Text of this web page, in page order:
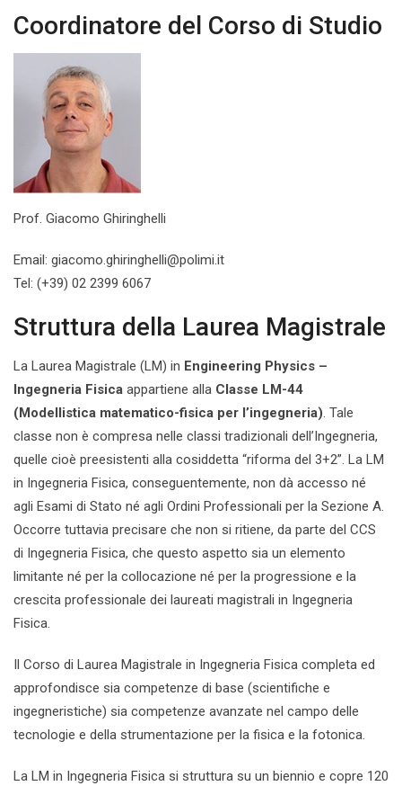
Coordinatore del Corso di Studio
Prof. Giacomo Ghiringhelli
Email: giacomo.ghiringhelli@polimi.it
Tel: (+39) 02 2399 6067
Struttura della Laurea Magistrale
La Laurea Magistrale (LM) in Engineering Physics –
Ingegneria Fisica appartiene alla Classe LM-44
(Modellistica matematico-fisica per l’ingegneria). Tale
classe non è compresa nelle classi tradizionali dell’Ingegneria,
quelle cioè preesistenti alla cosiddetta “riforma del 3+2”. La LM
in Ingegneria Fisica, conseguentemente, non dà accesso né
agli Esami di Stato né agli Ordini Professionali per la Sezione A.
Occorre tuttavia precisare che non si ritiene, da parte del CCS
di Ingegneria Fisica, che questo aspetto sia un elemento
limitante né per la collocazione né per la progressione e la
crescita professionale dei laureati magistrali in Ingegneria
Fisica.
Il Corso di Laurea Magistrale in Ingegneria Fisica completa ed
approfondisce sia competenze di base (scientifiche e
ingegneristiche) sia competenze avanzate nel campo delle
tecnologie e della strumentazione per la fisica e la fotonica.
La LM in Ingegneria Fisica si struttura su un biennio e copre 120